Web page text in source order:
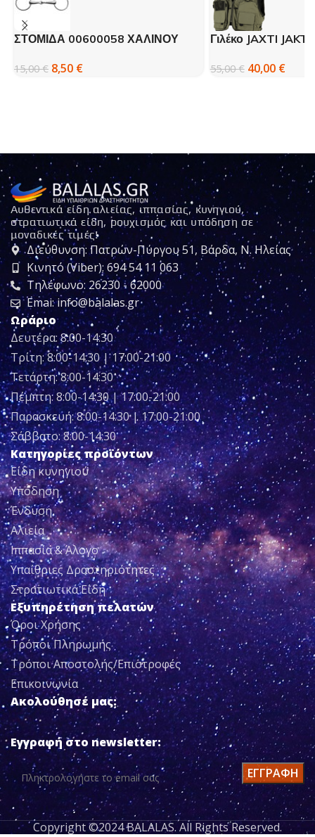
ΣΤΟΜΙΔΑ 00600058 ΧΑΛΙΝΟΥ
15,00€ 8,50 €
Γιλέκο JAXTI JAKT
55,00€ 40,00 €
Αυθεντικά είδη αλιείας, ιππασίας, κυνηγιού,
στρατιωτικά είδη, ρουχισμός και υπόδηση σε
μοναδικές τιμές!
Διεύθυνση: Πατρών-Πύργου 51, Βάρδα, Ν. Ηλείας
Κινητό (Viber): 694 54 11 063
Τηλέφωνο: 26230 - 62000
Emai: info@balalas.gr
Ωράριο
Δευτέρα: 8:00-14:30
Τρίτη: 8:00-14:30 | 17:00-21:00
Τετάρτη: 8:00-14:30
Πέμπτη: 8:00-14:30 | 17:00-21:00
Παρασκευή: 8:00-14:30 | 17:00-21:00
Σάββατο: 8:00-14:30
Κατηγορίες προϊόντων
Είδη κυνηγιού
Υπόδηση
Ένδυση
Αλιεία
Ιππασία & Άλογο
Υπαίθριες Δραστηριότητες
Στρατιωτικά Είδη
Εξυπηρέτηση πελατών
Όροι Χρήσης
Τρόποι Πληρωμής
Τρόποι Αποστολής/Επιστροφές
Επικοινωνία
Ακολούθησέ μας:
Εγγραφή στο newsletter:
Copyright ©2024 BALALAS. All Rights Reserved.